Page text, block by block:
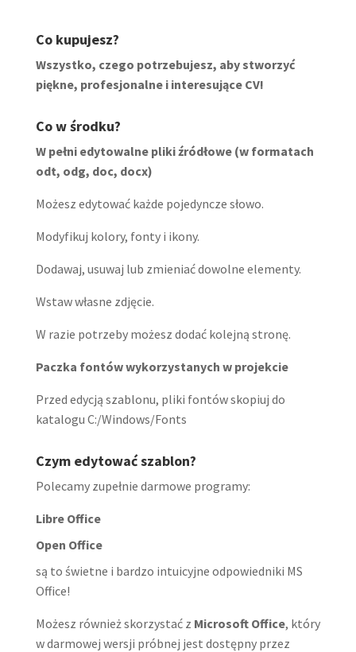
Co kupujesz?
Wszystko, czego potrzebujesz, aby stworzyć
piękne, profesjonalne i interesujące CV!
Co w środku?
W pełni edytowalne pliki źródłowe (w formatach
odt, odg, doc, docx)
Możesz edytować każde pojedyncze słowo.
Modyfikuj kolory, fonty i ikony.
Dodawaj, usuwaj lub zmieniać dowolne elementy.
Wstaw własne zdjęcie.
W razie potrzeby możesz dodać kolejną stronę.
Paczka fontów wykorzystanych w projekcie
Przed edycją szablonu, pliki fontów skopiuj do
katalogu C:/Windows/Fonts
Czym edytować szablon?
Polecamy zupełnie darmowe programy:
Libre Office
Open Office
są to świetne i bardzo intuicyjne odpowiedniki MS
Office!
Możesz również skorzystać z Microsoft Office, który
w darmowej wersji próbnej jest dostępny przez